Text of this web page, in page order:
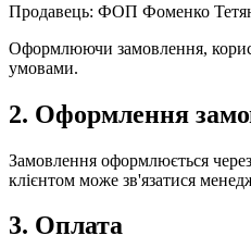
Продавець: ФОП Фоменко
Оформлюючи замовлення,
умовами.
2. Оформлення
Замовлення оформлюється
клієнтом може зв'язатися
3. Оплата